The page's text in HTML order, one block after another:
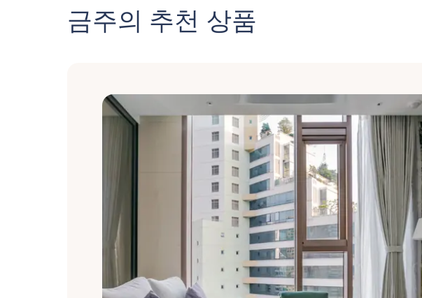
금주의 추천 상품